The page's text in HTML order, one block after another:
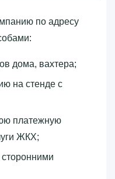
по адресу
дома, вахтера;
на стенде с
платежную
ЖКХ;
сторонними